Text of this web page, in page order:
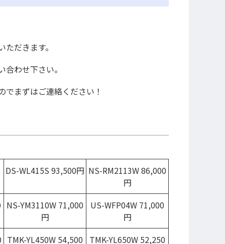
だきます。
わせ下さい。
まずはご連絡ください！
DS-WL415S 93,500円 NS-RM2113W 86,000
円
NS-YM3110W 71,000
円
US-WFP04W 71,000
円
TMK-YL450W 54,500 TMK-YL650W 52,250